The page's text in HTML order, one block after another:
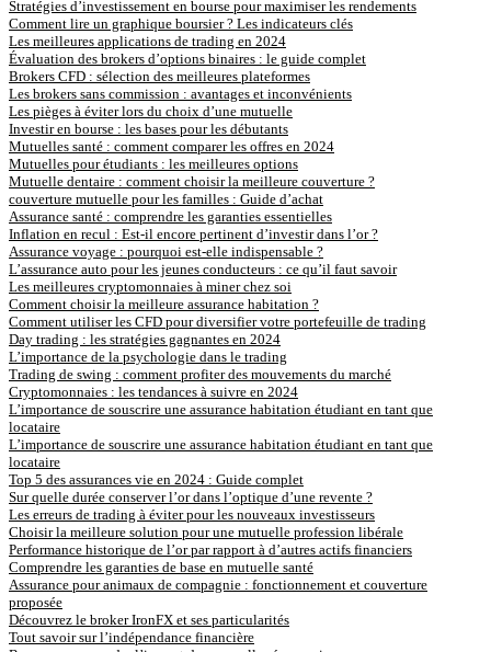
Stratégies d’investissement en bourse pour maximiser les rendements
Comment lire un graphique boursier ? Les indicateurs clés
Les meilleures applications de trading en 2024
Évaluation des brokers d’options binaires : le guide complet
Brokers CFD : sélection des meilleures plateformes
Les brokers sans commission : avantages et inconvénients
Les pièges à éviter lors du choix d’une mutuelle
Investir en bourse : les bases pour les débutants
Mutuelles santé : comment comparer les offres en 2024
Mutuelles pour étudiants : les meilleures options
Mutuelle dentaire : comment choisir la meilleure couverture ?
couverture mutuelle pour les familles : Guide d’achat
Assurance santé : comprendre les garanties essentielles
Inflation en recul : Est-il encore pertinent d’investir dans l’or ?
Assurance voyage : pourquoi est-elle indispensable ?
L’assurance auto pour les jeunes conducteurs : ce qu’il faut savoir
Les meilleures cryptomonnaies à miner chez soi
Comment choisir la meilleure assurance habitation ?
Comment utiliser les CFD pour diversifier votre portefeuille de trading
Day trading : les stratégies gagnantes en 2024
L’importance de la psychologie dans le trading
Trading de swing : comment profiter des mouvements du marché
Cryptomonnaies : les tendances à suivre en 2024
L’importance de souscrire une assurance habitation étudiant en tant que
locataire
L’importance de souscrire une assurance habitation étudiant en tant que
locataire
Top 5 des assurances vie en 2024 : Guide complet
Sur quelle durée conserver l’or dans l’optique d’une revente ?
Les erreurs de trading à éviter pour les nouveaux investisseurs
Choisir la meilleure solution pour une mutuelle profession libérale
Performance historique de l’or par rapport à d’autres actifs financiers
Comprendre les garanties de base en mutuelle santé
Assurance pour animaux de compagnie : fonctionnement et couverture
proposée
Découvrez le broker IronFX et ses particularités
Tout savoir sur l’indépendance financière